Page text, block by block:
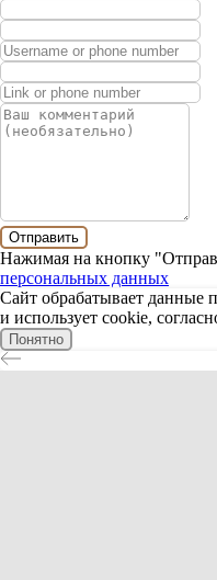
Отправить
Нажимая на кнопку
персональных данных
Сайт обрабатывает данные
и использует cookie,
Понятно